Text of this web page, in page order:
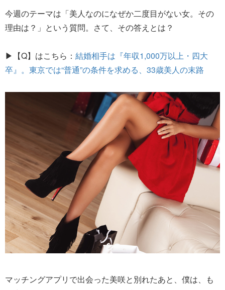
今週のテーマは「美人なのになぜか二度目がない女。その
理由は？」という質問。さて、その答えとは？
▶【Q】はこちら： 結婚相手は『年収1,000万以上・四大
卒』。東京では“普通”の条件を求める、33歳美人の末路
マッチングアプリで出会った美咲と別れたあと、僕は、も